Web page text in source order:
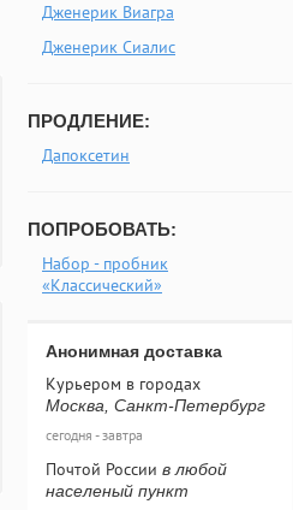
Дженерик Виагра
Дженерик Сиалис
ПРОДЛЕНИЕ:
Дапоксетин
ПОПРОБОВАТЬ:
Набор - пробник
«Классический»
Анонимная доставка
Курьером в городах
Москва, Санкт-Петербург
сегодня - завтра
Почтой России в любой
населеный пункт